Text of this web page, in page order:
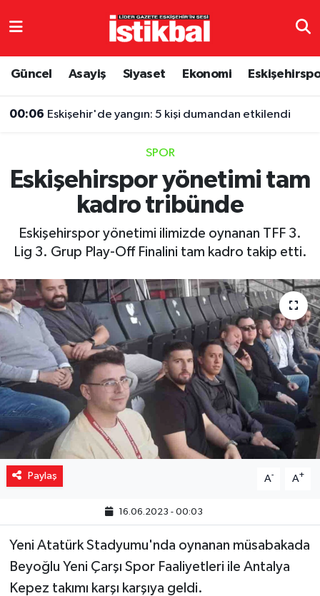
Güncel Asayiş Siyaset Ekonomi
00:06 Eskişehir'de yangın: 5 kişi dumandan etkilendi
SPOR
Eskişehirspor yönetimi tam
kadro tribünde
Eskişehirspor yönetimi ilimizde oynanan TFF 3.
Lig 3. Grup Play-Off Finalini tam kadro takip etti.
Paylaş A- A+
16.06.2023 - 00:03
Yeni Atatürk Stadyumu'nda oynanan müsabakada
Beyoğlu Yeni Çarşı Spor Faaliyetleri ile Antalya
Kepez takımı karşı karşıya geldi.
Eskişehirspor
Eğitim
Sağlık
Yaşam
Resmi ilanlar
Eskişehir Nöbetçi Eczaneler
TFF 3.Lig 4.Grup Puan Durumu ve Fikstür
Tüm Manşetler
Haber Arşivi